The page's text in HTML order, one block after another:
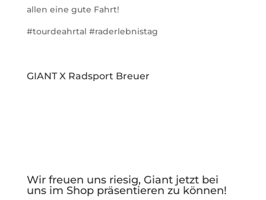
allen eine gute Fahrt!
#tourdeahrtal #raderlebnistag
GIANT X Radsport Breuer
Wir freuen uns riesig, Giant jetzt bei
uns im Shop präsentieren zu können!